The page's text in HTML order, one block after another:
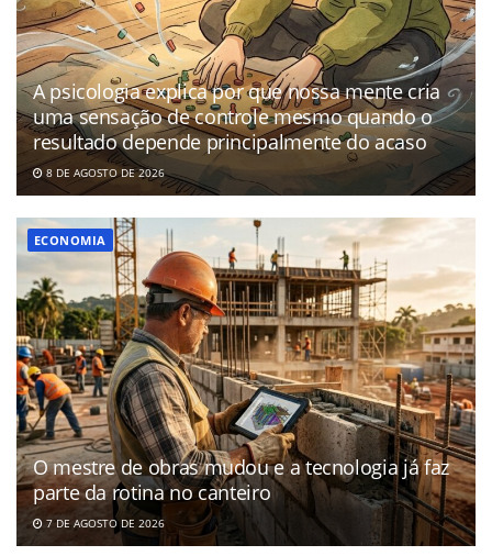
A psicologia explica por que nossa mente cria
uma sensação de controle mesmo quando o
resultado depende principalmente do acaso
8 DE AGOSTO DE 2026
ECONOMIA
O mestre de obras mudou e a tecnologia já faz
parte da rotina no canteiro
7 DE AGOSTO DE 2026